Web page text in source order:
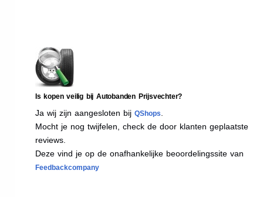
Is kopen veilig bij Autobanden Prijsvechter?
Ja wij zijn aangesloten bij QShops
Mocht je nog twijfelen, check de door klanten geplaatste
reviews.
Deze vind je op de onafhankelijke beoordelingssite van
Feedbackcompany